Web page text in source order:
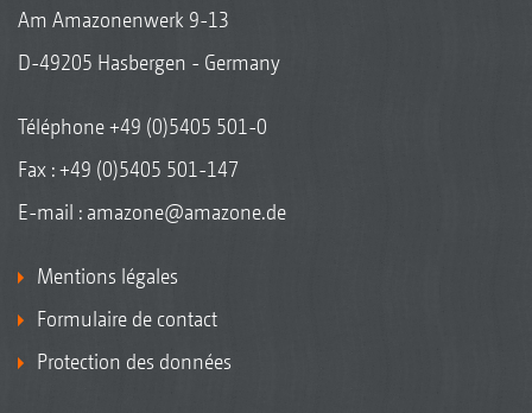
Am Amazonenwerk 9-13
D-49205 Hasbergen - Germany
Téléphone+49 (0)5405 501-0
Fax : +49 (0)5405 501-147
E-mail : amazone@amazone.de
Mentions légales
Formulaire de contact
Protection des données